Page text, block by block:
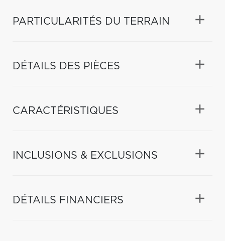
PARTICULARITÉS DU TERRAIN
DÉTAILS DES PIÈCES
CARACTÉRISTIQUES
INCLUSIONS & EXCLUSIONS
DÉTAILS FINANCIERS